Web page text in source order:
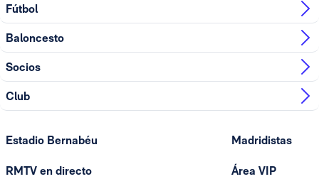
Fútbol
Baloncesto
Socios
Club
Estadio Bernabéu
RMTV en directo
Madridistas
Área VIP